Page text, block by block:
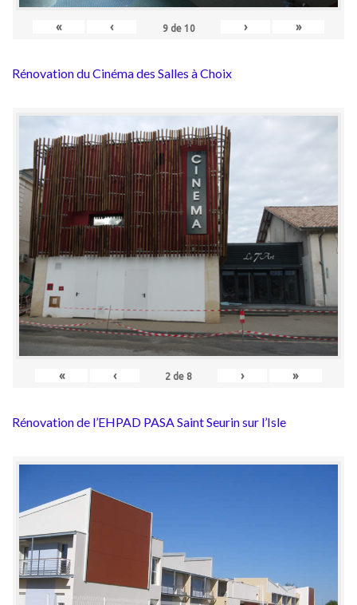
« ‹ 9de 10 › »
Rénovation du Cinéma des Salles à Choix
« ‹ 2 de 8 › »
Rénovation de l’EHPAD PASA Saint Seurin sur l’Isle